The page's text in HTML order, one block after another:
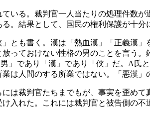
いる。裁判官一人当たりの処理件数
。結果として、国民の権利保護が十分
とも書く。漢は「熱血漢」「正義漢
っておけない性格の男のことを言う
」であり「漢」であり「侠」だ。A
は人間のする所業ではない。「悪漢
は裁判官たちまでもが、事実を歪め
入れた。これには裁判官と被告側の不